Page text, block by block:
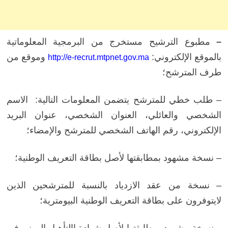
– مطبوع الترشيح مستخرج من البرمجية المعلوماتية
بالموقع الإلكتروني: http://e-recrut.mtpnet.gov.ma وموقع من
طرف المترشح؛
– طلب خطي للمترشح يتضمن المعلومات التالية: الاسم
الشخصي والعائلي، العنوان الشخصي، عنوان البريد
الإلكتروني، رقم الهاتف الشخصي للمترشح والإمضاء؛
– نسخة مشهود بمطابقتها لأصل بطاقة التعريف الوطنية؛
– نسخة من عقد الازدياد بالنسبة للمترشحين الذين
لايتوفرون على بطاقة التعريف الوطنية البيومترية؛